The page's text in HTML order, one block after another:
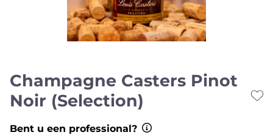
Champagne Casters Pinot
Noir (Selection)
Bent u een professional?